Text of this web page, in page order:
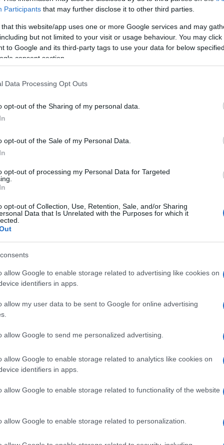
Participants that may further disclose it to other third parties.
that this website/app uses one or more Google services and may
but not limited to your visit or usage behaviour. You may
to Google and its third-party tags to use your data for below
consent section.
Data Processing Opt Outs
opt-out of the Sharing of my personal data.
opt-out of the Sale of my Personal Data.
opt-out of processing my Personal Data for Targeted
opt-out of Collection, Use, Retention, Sale, and/or Sharing
Data that Is Unrelated with the Purposes for which it
allow Google to enable storage related to advertising like cookies on
identifiers in apps.
allow my user data to be sent to Google for online advertising
allow Google to send me personalized advertising.
allow Google to enable storage related to analytics like cookies on
identifiers in apps.
allow Google to enable storage related to functionality of the website
allow Google to enable storage related to personalization.
μέρα στο Pamestoixima.gr με
, το νέο παιχνίδι τουPamestoixima.grμε
παγκοσμίου επιπέδου.
μαζεύεις βαθμούς και κερδίζεις
περιμένουν όσους τερματίσουν στην
, από το Pamestoixima.gr.
σε περιμένει στοWorld Challenge
| Κίνδυνος εθισμού & απώλειας
1114 | Παίξε Υπεύθυνα
μας στοGoogle News